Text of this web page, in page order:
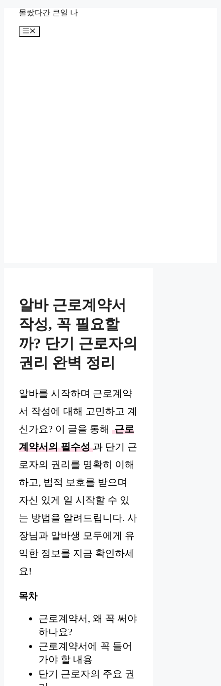
몰랐다간 큰일 나
메
알바 근로계약서
작성, 꼭 필요할
까? 단기 근로자의
권리 완벽 정리
알바를 시작하며 근로계약
서 작성에 대해 고민하고 계
신가요? 이 글을 통해
근로
계약서의 필수성 과 단기 근
로자의 권리를 명확히 이해
하고, 법적 보호를 받으며
자신 있게 일 시작할 수 있
는 방법을 알려드립니다. 사
장님과 알바생 모두에게 유
익한 정보를 지금 확인하세
요!
목차
근로계약서, 왜 꼭 써야
하나요?
근로계약서에 꼭 들어
가야 할 내용
단기 근로자의 주요 권